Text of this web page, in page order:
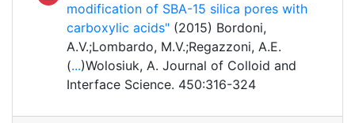
modification of SBA-15 silica pores with
carboxylic acids" (2015) Bordoni,
A.V.;Lombardo, M.V.;Regazzoni, A.E.
(...)Wolosiuk, A. Journal of Colloid and
Interface Science. 450:316-324